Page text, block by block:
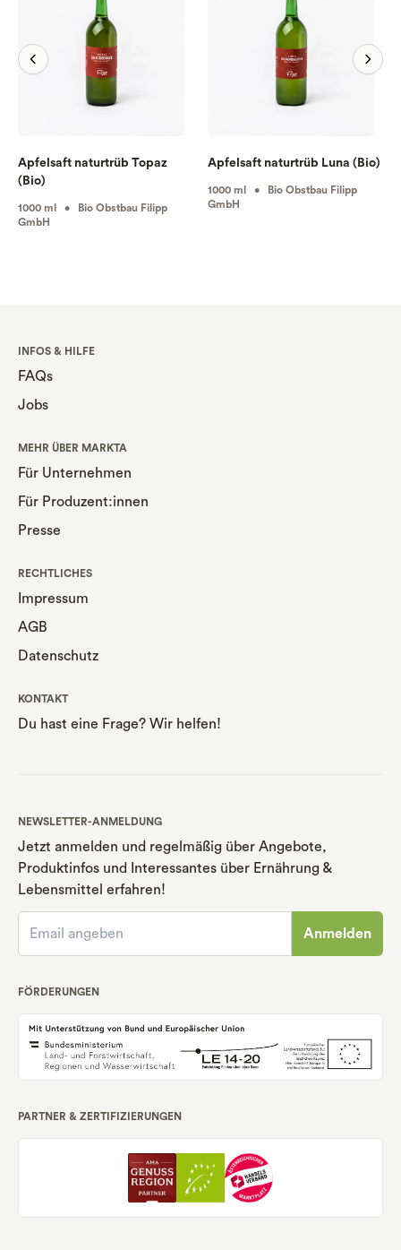
Apfelsaft naturtrüb Topaz
(Bio)
1000 ml • Bio Obstbau Filipp
GmbH
Apfelsaft naturtrüb Luna (Bio)
1000 ml • Bio Obstbau Filipp
GmbH
INFOS & HILFE
FAQs
Jobs
MEHR ÜBER MARKTA
Für Unternehmen
Für Produzent:innen
Presse
RECHTLICHES
Impressum
AGB
Datenschutz
KONTAKT
Du hast eine Frage? Wir helfen!
NEWSLETTER-ANMELDUNG
Jetzt anmelden und regelmäßig über Angebote,
Produktinfos und Interessantes über Ernährung &
Lebensmittel erfahren!
Anmelden
FÖRDERUNGEN
PARTNER & ZERTIFIZIERUNGEN